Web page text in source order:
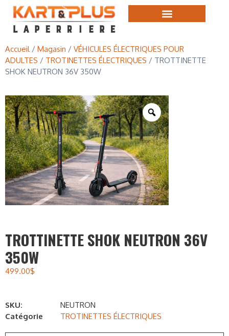
Accueil/ Magasin / VÉHICULES ÉLECTRIQUES POUR
ADULTES / TROTINETTES ÉLECTRIQUES / TROTTINETTE
SHOK NEUTRON 36V 350W
TROTTINETTE SHOK NEUTRON 36V
350W
499.00$
SKU:
NEUTRON
Catégorie
TROTINETTES ÉLECTRIQUES